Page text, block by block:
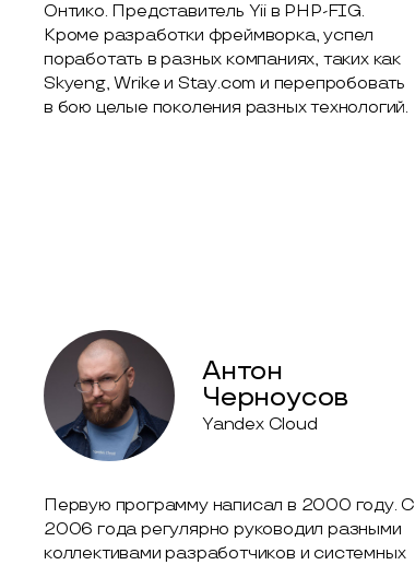
Онтико. Представитель Yii в PHP-FIG.
Кроме разработки фреймворка, успел
поработать в разных компаниях, таких как
Skyeng, Wrike и Stay.com и перепробовать
в бою целые поколения разных технологий.
Антон
Черноусов
Yandex Cloud
Первую программу написал в 2000 году. С
2006 года регулярно руководил разными
коллективами разработчиков и системных